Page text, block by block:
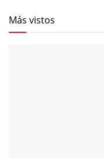
Más vistos